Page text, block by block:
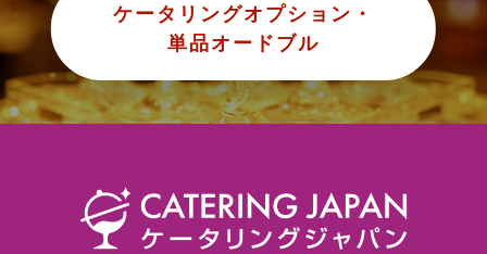
ケータリングオプション・
単品オードブル